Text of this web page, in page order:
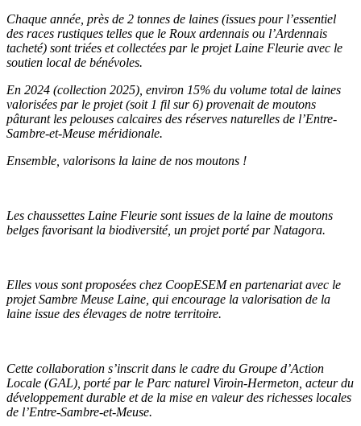
Chaque année, près de 2 tonnes de laines (issues pour l’essentiel
des races rustiques telles que le Roux ardennais ou l’Ardennais
tacheté) sont triées et collectées par le projet Laine Fleurie avec le
soutien local de bénévoles.
En 2024 (collection 2025), environ 15% du volume total de laines
valorisées par le projet (soit 1 fil sur 6) provenait de moutons
pâturant les pelouses calcaires des réserves naturelles de l’Entre-
Sambre-et-Meuse méridionale.
Ensemble, valorisons la laine de nos moutons !
Les chaussettes Laine Fleurie sont issues de la laine de moutons
belges favorisant la biodiversité, un projet porté par Natagora.
Elles vous sont proposées chez CoopESEM en partenariat avec le
projet Sambre Meuse Laine, qui encourage la valorisation de la
laine issue des élevages de notre territoire.
Cette collaboration s’inscrit dans le cadre du Groupe d’Action
Locale (GAL), porté par le Parc naturel Viroin-Hermeton, acteur du
développement durable et de la mise en valeur des richesses locales
de l’Entre-Sambre-et-Meuse.